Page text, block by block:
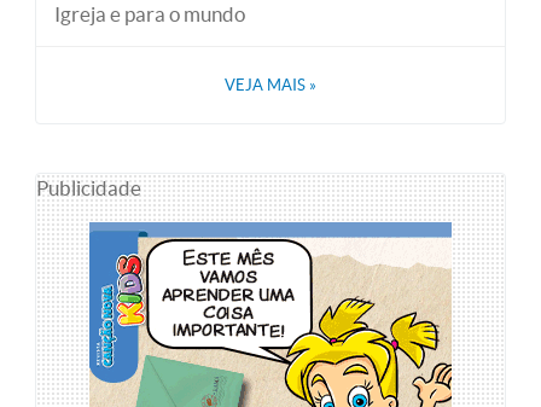
Igreja e para o mundo
VEJA MAIS »
Publicidade